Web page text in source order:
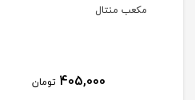
مکعب منتال
405,000 تومان